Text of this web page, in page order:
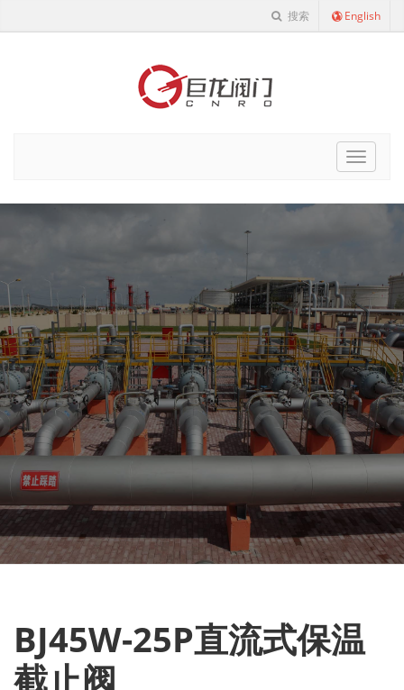
搜索 English
Cnro
BJ45W-25P直流式保温
截止阀